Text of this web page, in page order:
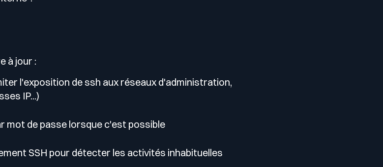
à jour :
l'exposition de ssh aux réseaux d'administration,
IP...)
mot de passe lorsque c'est possible
SSH pour détecter les activités inhabituelles